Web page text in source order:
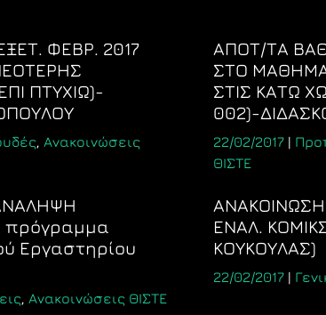
ΦΕΒΡ. 2017
ΠΤΥΧΙΩ)-
, Ανακοινώσεις
ΑΠΟΤ/ΤΑ
ΣΤΟ
ΣΤΙΣ ΚΑΤΩ
002)-
22/02/2017 |
ΘΙΣΤΕ
πρόγραμμα
Εργαστηρίου
, Ανακοινώσεις ΘΙΣΤΕ
ΑΝΑΚΟΙΝΩΣΗ
ΕΝΑΛ.
ΚΟΥΚΟΥΛΑΣ)
22/02/2017 |